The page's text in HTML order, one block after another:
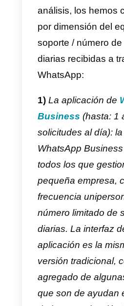
planteada por
Para la
muy grandes
utilizar un
guiar al cliente
buscada de
solo en el caso
cliente no
respuesta
intervención
problema.
Cada negocio
adoptar su